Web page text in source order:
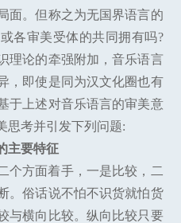
面。但称之为无国界语言的
各审美受体的共同拥有吗?
理论的牵强附加，音乐语言
，即使是同为汉文化圈也有
于上述对音乐语言的审美意
思考并引发下列问题:
主要特征
个方面着手，一是比较，二
。俗话说不怕不识货就怕货
与横向比较。纵向比较只要